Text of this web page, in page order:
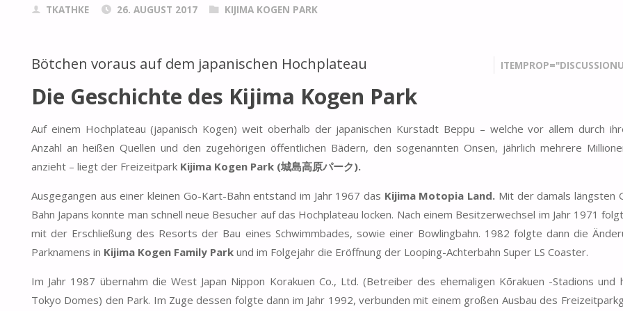
TKATHKE 26. AUGUST 2017 KIJIMA KOGEN PARK
Bötchen voraus auf dem japanischen Hochplateau
Die Geschichte des Kijima Kogen Park
Auf einem Hochplateau (japanisch Kogen) weit oberhalb der japanischen Kurstadt Beppu – welche vor allem durch
Anzahl an heißen Quellen und den zugehörigen öffentlichen Bädern, den sogenannten Onsen, jährlich mehrere
anzieht – liegt der Freizeitpark Kijima Kogen Park (城島高原パーク).
Ausgegangen aus einer kleinen Go-Kart-Bahn entstand im Jahr 1967 das Kijima Motopia Land. Mit der damals längsten
Bahn Japans konnte man schnell neue Besucher auf das Hochplateau locken. Nach einem Besitzerwechsel im Jahr 1971
mit der Erschließung des Resorts der Bau eines Schwimmbades, sowie einer Bowlingbahn. 1982 folgte dann die
Parknamens in Kijima Kogen Family Parkund im Folgejahr die Eröffnung der Looping-Achterbahn Super LS Coaster.
Im Jahr 1987 übernahm die West Japan Nippon Korakuen Co., Ltd. (Betreiber des ehemaligen Kōrakuen -Stadions und
Tokyo Domes) den Park. Im Zuge dessen folgte dann im Jahr 1992, verbunden mit einem großen Ausbau des